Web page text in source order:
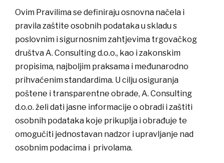
Ovim Pravilima se definiraju osnovna načela i
pravila zaštite osobnih podataka u skladu s
poslovnim i sigurnosnim zahtjevima trgovačkog
društva A. Consulting d.o.o., kao i zakonskim
propisima, najboljim praksama i međunarodno
prihvaćenim standardima. U cilju osiguranja
poštene i transparentne obrade, A. Consulting
d.o.o. želi dati jasne informacije o obradi i zaštiti
osobnih podataka koje prikuplja i obrađuje te
omogućiti jednostavan nadzor i upravljanje nad
osobnim podacima i privolama.